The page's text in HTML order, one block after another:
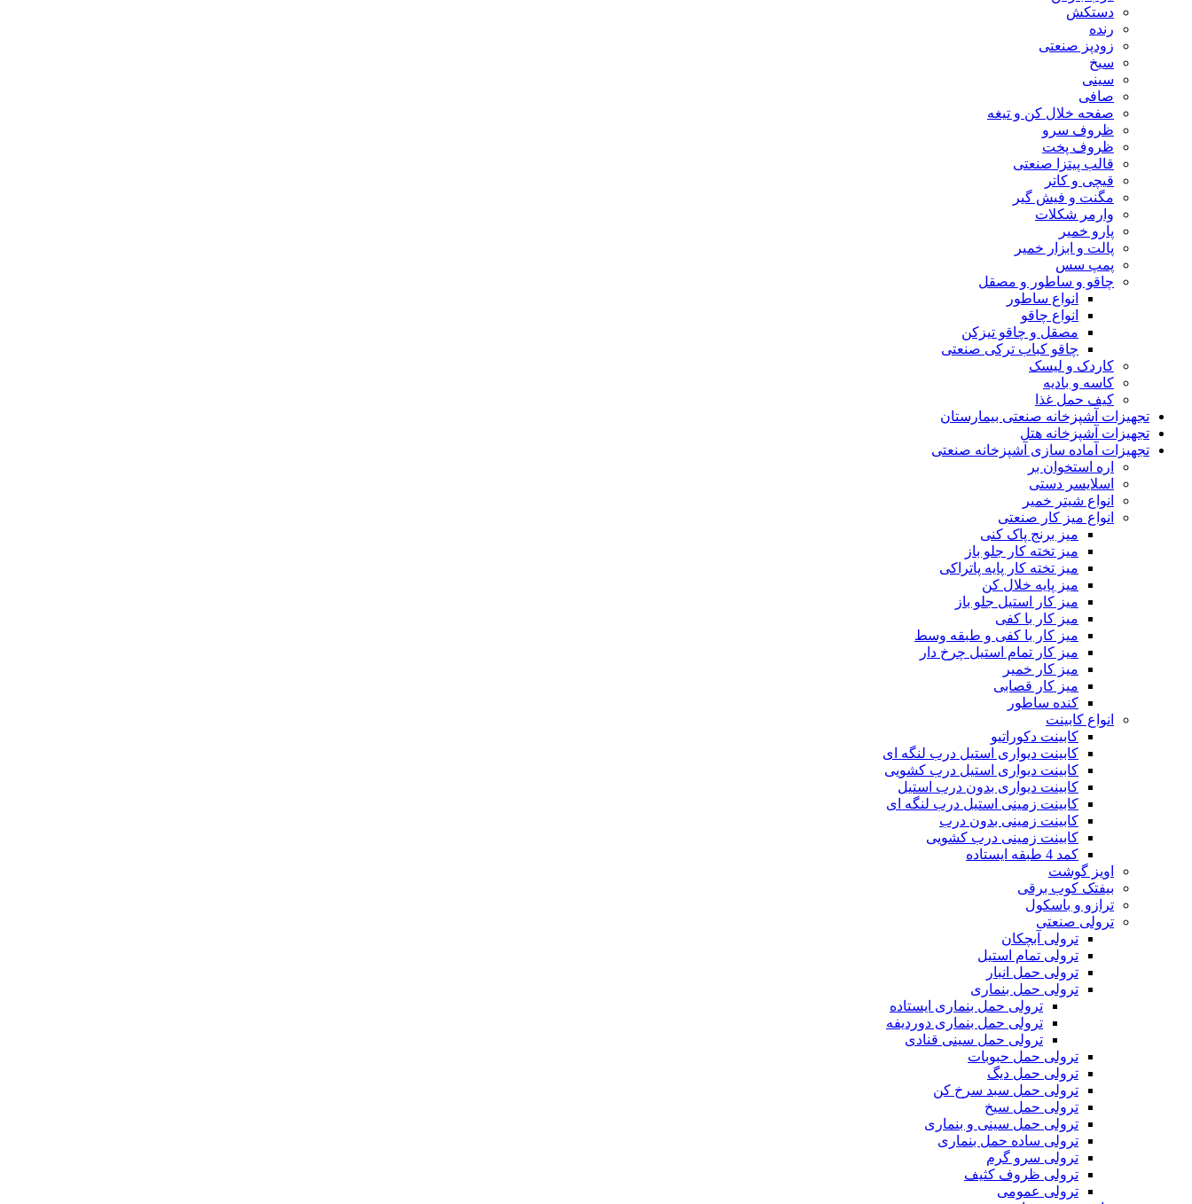
دستکش
رنده
زودپز صنعتی
سیخ
سینی
صافی
صفحه خلال کن و تیغه
ظروف سرو
ظروف پخت
قالب پیتزا صنعتی
قیچی و کاتر
مگنت و فیش گیر
وارمر شکلات
پارو خمیر
پالت و ابزار خمیر
پمپ سس
چاقو و ساطور و مصقل
انواع ساطور
انواع چاقو
مصقل و چاقو تیزکن
چاقو کباب ترکی صنعتی
کاردک و لیسک
کاسه و بادیه
کیف حمل غذا
تجهیزات آشپزخانه صنعتی بیمارستان
تجهیزات آشپزخانه هتل
تجهیزات آماده سازی آشپزخانه صنعتی
اره استخوان بر
اسلایسر دستی
انواع شیتر خمیر
انواع میز کار صنعتی
میز برنج پاک کنی
میز تخته کار جلو باز
میز تخته کار پایه پاتراکی
میز پایه خلال کن
میز کار استیل جلو باز
میز کار با کفی
میز کار با کفی و طبقه وسط
میز کار تمام استیل چرخ دار
میز کار خمیر
میز کار قصابی
کنده ساطور
انواع کابینت
کابینت دکوراتیو
کابینت دیواری استیل درب لنگه ای
کابینت دیواری استیل درب کشویی
کابینت دیواری بدون درب استیل
کابینت زمینی استیل درب لنگه ای
کابینت زمینی بدون درب
کابینت زمینی درب کشویی
کمد 4 طبقه ایستاده
اویز گوشت
بیفتک کوب برقی
ترازو و باسکول
ترولی صنعتی
ترولی آبچکان
ترولی تمام استیل
ترولی حمل انبار
ترولی حمل بنماری
ترولی حمل بنماری ایستاده
ترولی حمل بنماری دوردیفه
ترولی حمل سینی قنادی
ترولی حمل حبوبات
ترولی حمل دیگ
ترولی حمل سبد سرخ کن
ترولی حمل سیخ
ترولی حمل سینی و بنماری
ترولی ساده حمل بنماری
ترولی سرو گرم
ترولی ظروف کثیف
ترولی عمومی